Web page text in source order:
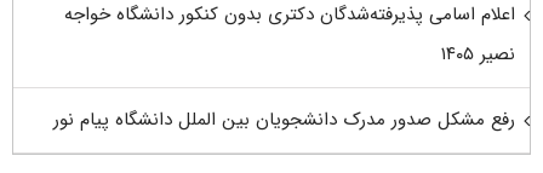
اعلام اسامی پذیرفته‌شدگان دکتری بدون کنکور دانشگاه خواجه
نصیر ۱۴۰۵
رفع مشکل صدور مدرک دانشجویان بین الملل دانشگاه پیام نور